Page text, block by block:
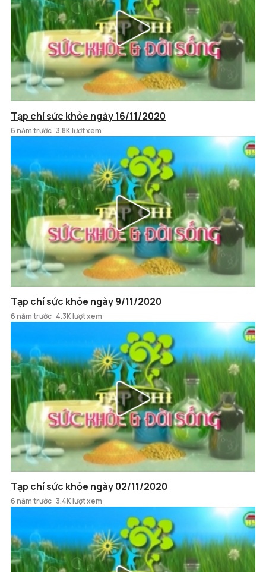
Tạp chí sức khỏe ngày 16/11/2020
6 năm trước 3.8K lượt xem
Tạp chí sức khỏe ngày 9/11/2020
6 năm trước 4.3K lượt xem
Tạp chí sức khỏe ngày 02/11/2020
6 năm trước 3.4K lượt xem